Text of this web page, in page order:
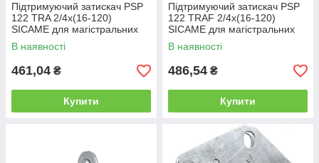
Підтримуючий затискач PSP
122 TRA 2/4х(16-120)
SICAME для магістральних
ліній
В наявності
461,04 ₴
Купити
Підтримуючий затискач PSP
122 TRAF 2/4х(16-120)
SICAME для магістральних
ліній
В наявності
486,54 ₴
Купити